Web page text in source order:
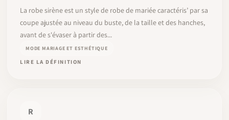
La robe sirène est un style de robe de mariée caractéris’ par sa
coupe ajustée au niveau du buste, de la taille et des hanches,
avant de s'évaser à partir des...
MODE MARIAGE ET ESTHÉTIQUE
LIRE LA DÉFINITION
R